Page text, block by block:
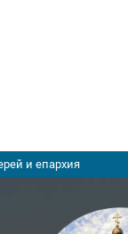
и епархия